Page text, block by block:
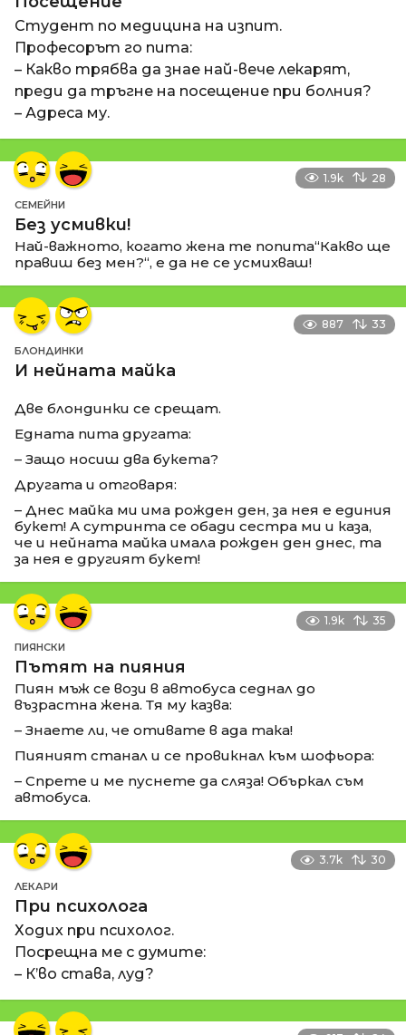
Студент по медицина на изпит.
Професорът го пита:
– Какво трябва да знае най-вече лекарят,
преди да тръгне на посещение при болния?
– Адреса му.
1.9k 28
СЕМЕЙНИ
Без усмивки!
Най-важното, когато жена те попита“Какво ще
правиш без мен?“, е да не се усмихваш!
887 33
БЛОНДИНКИ
И нейната майка
Две блондинки се срещат.
Едната пита другата:
– Защо носиш два букета?
Другата и отговаря:
– Днес майка ми има рожден ден, за нея е единия
букет! А сутринта се обади сестра ми и каза,
че и нейната майка имала рожден ден днес, та
за нея е другият букет!
1.9k 35
ПИЯНСКИ
Пътят на пияния
Пиян мъж се вози в автобуса седнал до
възрастна жена. Тя му казва:
– Знаете ли, че отивате в ада така!
Пияният станал и се провикнал към шофьора:
– Спрете и ме пуснете да сляза! Объркал съм
автобуса.
3.7k 30
ЛЕКАРИ
При психолога
Ходих при психолог.
Посрещна ме с думите:
– К’во става, луд?